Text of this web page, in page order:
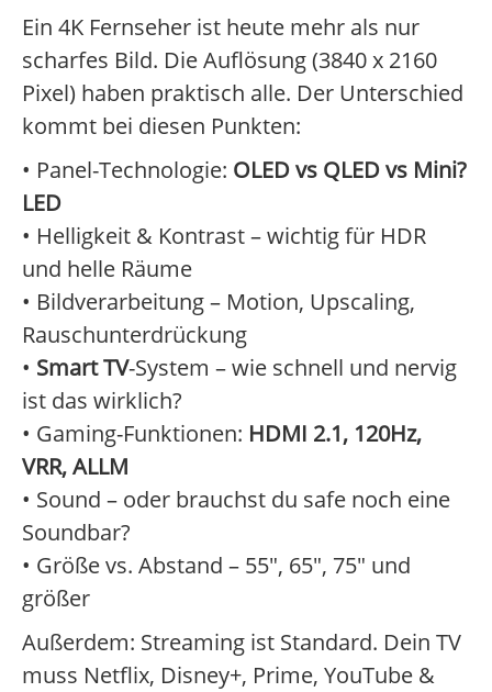
Ein 4K Fernseher ist heute mehr als nur
scharfes Bild. Die Auflösung (3840 x 2160
Pixel) haben praktisch alle. Der Unterschied
kommt bei diesen Punkten:
• Panel-Technologie: OLED vs QLED vs Mini?
LED
• Helligkeit & Kontrast – wichtig für HDR
und helle Räume
• Bildverarbeitung – Motion, Upscaling,
Rauschunterdrückung
• Smart TV-System – wie schnell und nervig
ist das wirklich?
• Gaming-Funktionen: HDMI 2.1, 120Hz,
VRR, ALLM
• Sound – oder brauchst du safe noch eine
Soundbar?
• Größe vs. Abstand – 55", 65", 75" und
größer
Außerdem: Streaming ist Standard. Dein TV
muss Netflix, Disney+, Prime, YouTube &